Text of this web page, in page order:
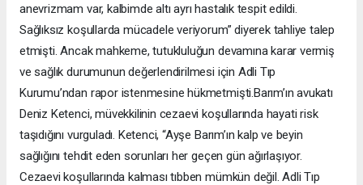
anevrizmam var, kalbimde altı ayrı hastalık tespit edildi.
Sağlıksız koşullarda mücadele veriyorum” diyerek tahliye talep
etmişti. Ancak mahkeme, tutukluluğun devamına karar vermiş
ve sağlık durumunun değerlendirilmesi için Adli Tıp
Kurumu’ndan rapor istenmesine hükmetmişti.Barım’ın avukatı
Deniz Ketenci, müvekkilinin cezaevi koşullarında hayati risk
taşıdığını vurguladı. Ketenci, “Ayşe Barım’ın kalp ve beyin
sağlığını tehdit eden sorunları her geçen gün ağırlaşıyor.
Cezaevi koşullarında kalması tıbben mümkün değil. Adli Tıp